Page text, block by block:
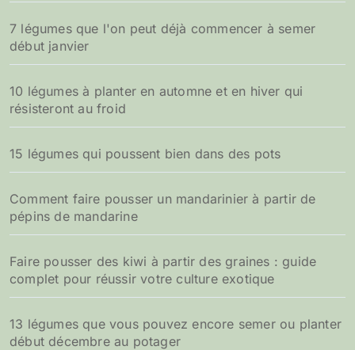
7 légumes que l'on peut déjà commencer à semer
début janvier
10 légumes à planter en automne et en hiver qui
résisteront au froid
15 légumes qui poussent bien dans des pots
Comment faire pousser un mandarinier à partir de
pépins de mandarine
Faire pousser des kiwi à partir des graines : guide
complet pour réussir votre culture exotique
13 légumes que vous pouvez encore semer ou planter
début décembre au potager